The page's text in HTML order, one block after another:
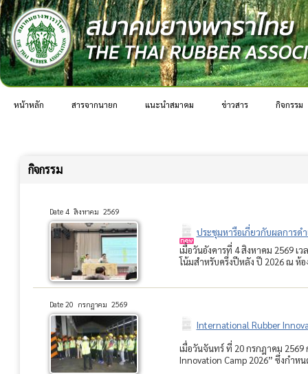
หน้าหลัก สารจากนายก แนะนำสมาคม ข่าวสาร กิจกรรม
กิจกรรม
Date 4 สิงหาคม 2569
ประชุมหารือเกี่ยวกับผลการด
เมื่อวันอังคารที่ 4 สิงหาคม 2569
โน้มสำหรับครึ่งปีหลัง ปี 2026 ณ ห้อ
Date 20 กรกฏาคม 2569
International Rubber
เมื่อวันจันทร์ ที่ 20 กรกฎาคม
Innovation Camp 2026” ซึ่งกำห